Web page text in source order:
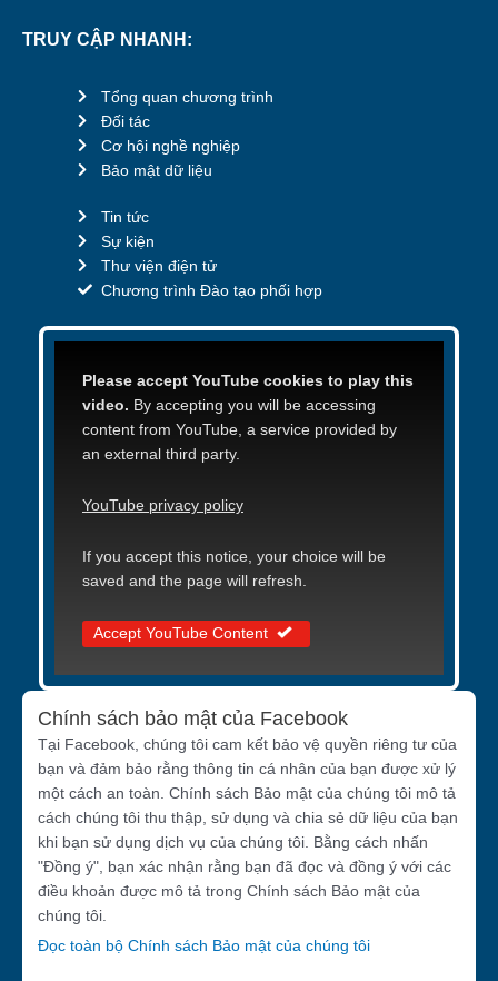
TRUY CẬP NHANH:
Tổng quan chương trình
Đối tác
Cơ hội nghề nghiệp
Bảo mật dữ liệu
Tin tức
Sự kiện
Thư viện điện tử
Chương trình Đào tạo phối hợp
Please accept YouTube cookies to play this
video. By accepting you will be accessing
content from YouTube, a service provided by
an external third party.
YouTube privacy policy
If you accept this notice, your choice will be
saved and the page will refresh.
Accept YouTube Content
Chính sách bảo mật của Facebook
Tại Facebook, chúng tôi cam kết bảo vệ quyền riêng tư của
bạn và đảm bảo rằng thông tin cá nhân của bạn được xử lý
một cách an toàn. Chính sách Bảo mật của chúng tôi mô tả
cách chúng tôi thu thập, sử dụng và chia sẻ dữ liệu của bạn
khi bạn sử dụng dịch vụ của chúng tôi. Bằng cách nhấn
"Đồng ý", bạn xác nhận rằng bạn đã đọc và đồng ý với các
điều khoản được mô tả trong Chính sách Bảo mật của
chúng tôi.
Đọc toàn bộ Chính sách Bảo mật của chúng tôi